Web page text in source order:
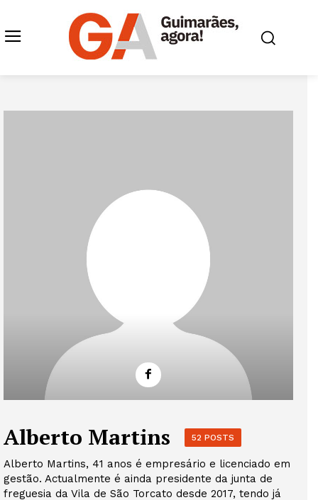
Alberto Martins 52 POSTS
Alberto Martins, 41 anos é empresário e licenciado em
gestão. Actualmente é ainda presidente da junta de
freguesia da Vila de São Torcato desde 2017, tendo já